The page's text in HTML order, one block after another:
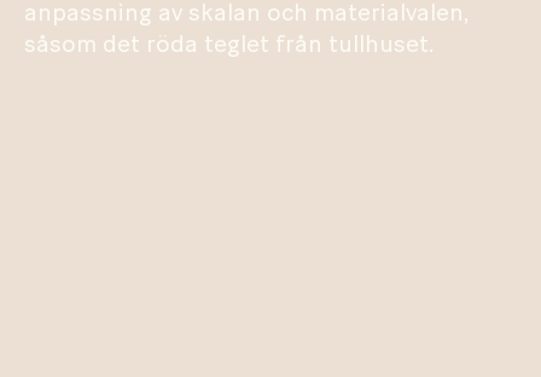
anpassning av skalan och materialvalen,
såsom det röda teglet från tullhuset.